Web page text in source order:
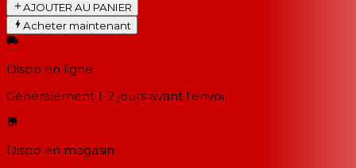
AJOUTER AU PANIER
Acheter maintenant
Dispo en ligne
Généralement 1-2 jours avant l'envoi
Dispo en magasin